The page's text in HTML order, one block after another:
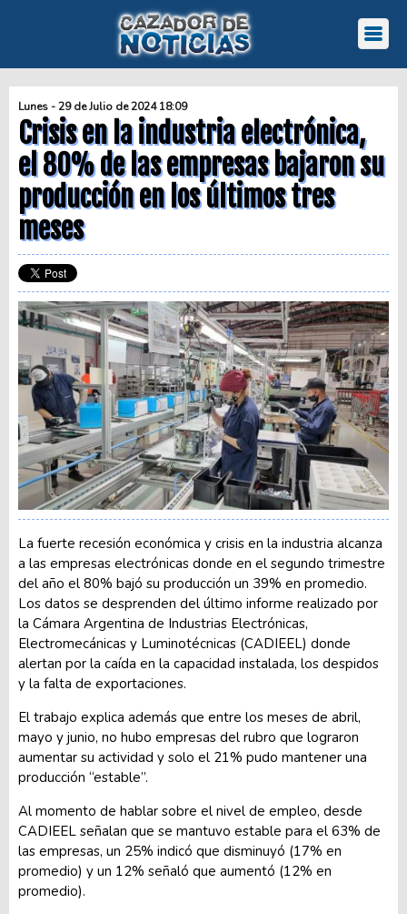
Lunes - 29 de Julio de 2024 18:09
Crisis en la industria electrónica,
el 80% de las empresas bajaron su
producción en los últimos tres
meses
La fuerte recesión económica y crisis en la industria alcanza
a las empresas electrónicas donde en el segundo trimestre
del año el 80% bajó su producción un 39% en promedio.
Los datos se desprenden del último informe realizado por
la Cámara Argentina de Industrias Electrónicas,
Electromecánicas y Luminotécnicas (CADIEEL) donde
alertan por la caída en la capacidad instalada, los despidos
y la falta de exportaciones.
El trabajo explica además que entre los meses de abril,
mayo y junio, no hubo empresas del rubro que lograron
aumentar su actividad y solo el 21% pudo mantener una
producción “estable”.
Al momento de hablar sobre el nivel de empleo, desde
CADIEEL señalan que se mantuvo estable para el 63% de
las empresas, un 25% indicó que disminuyó (17% en
promedio) y un 12% señaló que aumentó (12% en
promedio).